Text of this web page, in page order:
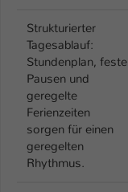
Strukturierter
Tagesablauf:
Stundenplan, feste
Pausen und
geregelte
Ferienzeiten
sorgen für einen
geregelten
Rhythmus.